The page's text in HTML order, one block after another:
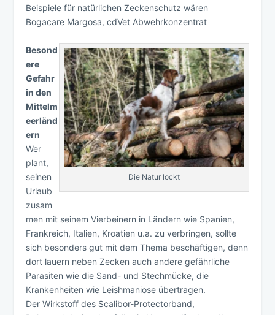
Beispiele für natürlichen Zeckenschutz wären
Bogacare Margosa, cdVet Abwehrkonzentrat
Die Natur lockt
Besond
ere
Gefahr
in den
Mittelm
eerländ
ern
Wer
plant,
seinen
Urlaub
zusam
men mit seinem Vierbeinern in Ländern wie Spanien,
Frankreich, Italien, Kroatien u.a. zu verbringen, sollte
sich besonders gut mit dem Thema beschäftigen, denn
dort lauern neben Zecken auch andere gefährliche
Parasiten wie die Sand- und Stechmücke, die
Krankenheiten wie Leishmaniose übertragen.
Der Wirkstoff des Scalibor-Protectorband,